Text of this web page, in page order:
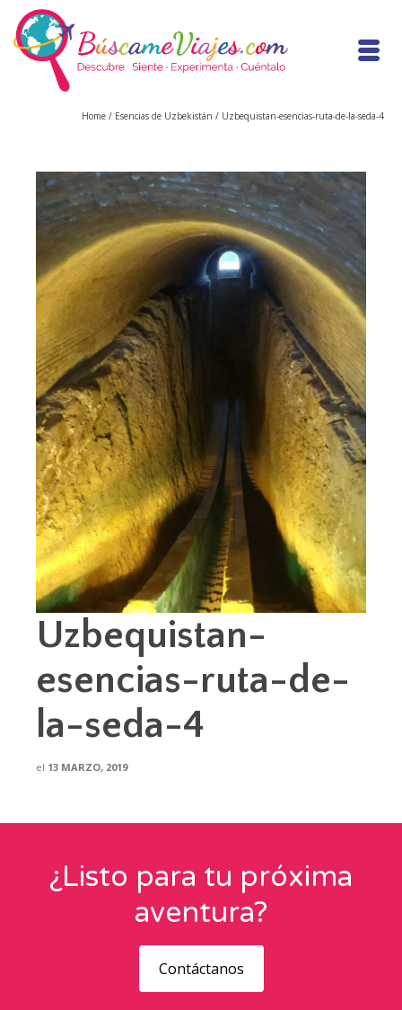
Home / Esencias de Uzbekistán / Uzbequistan-esencias-ruta-de-la-seda-4
Uzbequistan-
esencias-ruta-de-
la-seda-4
el 13 MARZO, 2019
¿Listo para tu próxima
aventura?
Contáctanos